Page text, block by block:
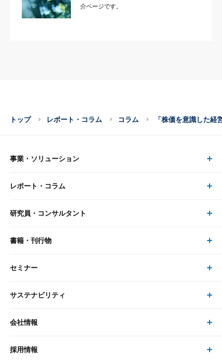
介ページです。
トップ レポート・コラム コラム 「株価を意識した経
事業・ソリューション
事業・ソリューション トップ
リサーチ
大和総研の強み
レポート・コラム
レポート・コラム トップ
最新のレポート・コラム
研究員・コンサルタント
研究員・コンサルタント トップ
研究員
書籍・刊行物
書籍・刊行物 トップ
書籍
セミナー
セミナー トップ
現在受付中のセミナー・イベント
サステナビリティ
サステナビリティの取り組み
次世代社会への貢献
会社情報
会社情報 トップ
採用情報